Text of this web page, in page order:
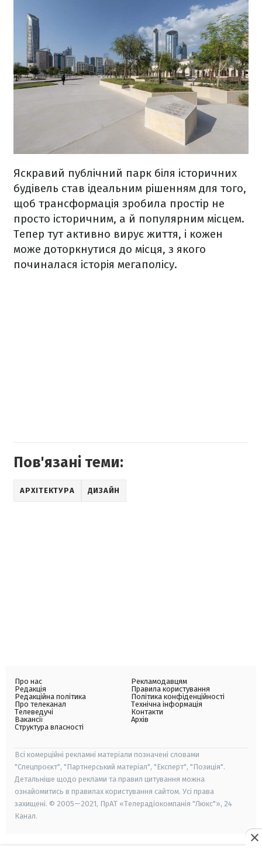
Яскравий публічний парк біля історичних
будівель став ідеальним рішенням для того,
щоб трансформація зробила простір не
просто історичним, а й популярним місцем.
Тепер тут активно вирує життя, і кожен
може доторкнутися до місця, з якого
починалася історія мегаполісу.
Пов'язані теми:
АРХІТЕКТУРА ДИЗАЙН
Про нас
Редакція
Редакційна політика
Про телеканал
Телеведучі
Вакансії
Структура власності
Рекламодавцям
Правила користування
Політика конфіденційності
Технічна інформація
Контакти
Архів
Всі комерційні рекламні матеріали позначені словами
"Спецпроєкт", "Партнерський матеріал", "Експерт", "Позиція".
Детальніше щодо реклами та правил цитування можна
ознайомитись в правилах користування сайтом. Усі права
захищені. © 2005—2021, ПрАТ «Телерадіокомпанія "Люкс"», 24
Канал.